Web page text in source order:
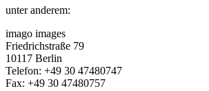
unter anderem:
imago images
Friedrichstraße 79
10117 Berlin
Telefon: +49 30 47480747
Fax: +49 30 47480757